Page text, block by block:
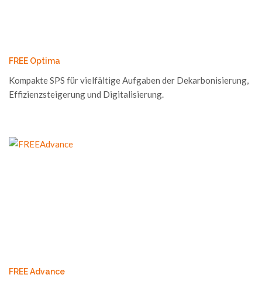
FREE Optima
Kompakte SPS für vielfältige Aufgaben der Dekarbonisierung,
Effizienzsteigerung und Digitalisierung.
FREE Advance